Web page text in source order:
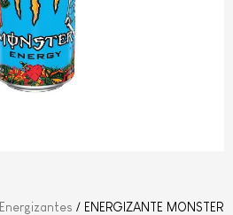
Energizantes / ENERGIZANTE MONSTER